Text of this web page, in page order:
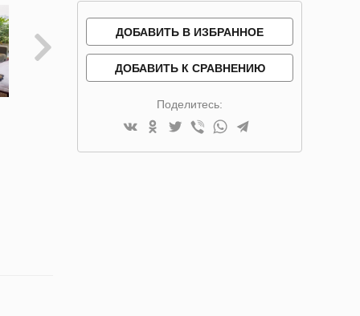
ДОБАВИТЬ В ИЗБРАННОЕ
ДОБАВИТЬ К СРАВНЕНИЮ
Поделитесь: